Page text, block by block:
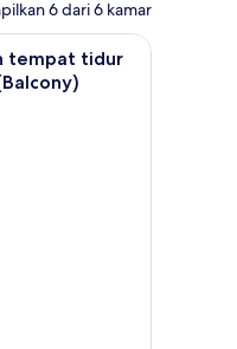
6 dari 6 kamar
kerja ramah laptop, tirai
tempat tidur